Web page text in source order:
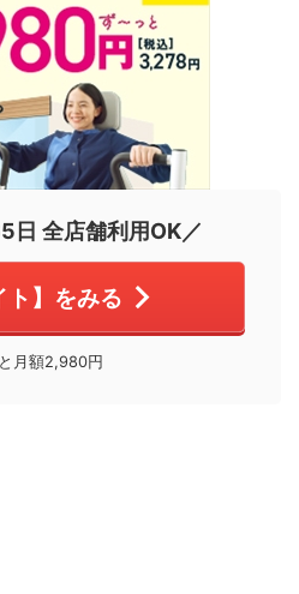
日 全店舗利用OK／
ト】をみる
月額2,980円